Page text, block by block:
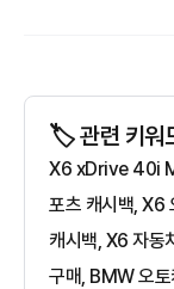
🏷️ 관련 키워
X6 xDrive 40i
포츠 캐시백, X6
캐시백, X6 자동
구매, BMW 오